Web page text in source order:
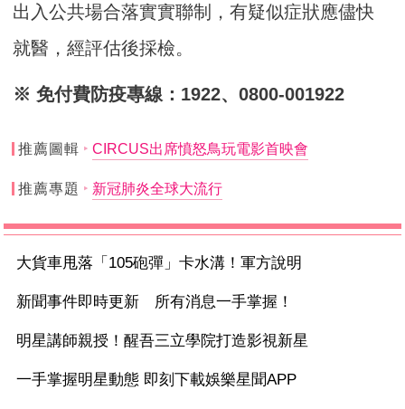
出入公共場合落實實聯制，有疑似症狀應儘快
就醫，經評估後採檢。
※ 免付費防疫專線：1922、0800-001922
推薦圖輯 CIRCUS出席憤怒鳥玩電影首映會
推薦專題 新冠肺炎全球大流行
大貨車甩落「105砲彈」卡水溝！軍方說明
新聞事件即時更新 所有消息一手掌握！
明星講師親授！醒吾三立學院打造影視新星
一手掌握明星動態 即刻下載娛樂星聞APP